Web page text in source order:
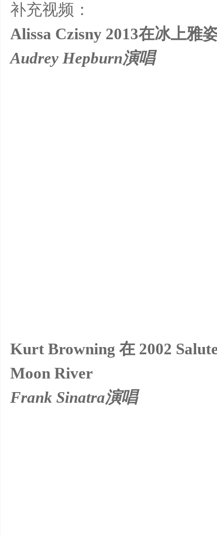
补充视频：
Alissa Czisny 2013在冰上雅
Audrey Hepburn演唱
Kurt Browning 在 2002
Moon River
Frank Sinatra演唱